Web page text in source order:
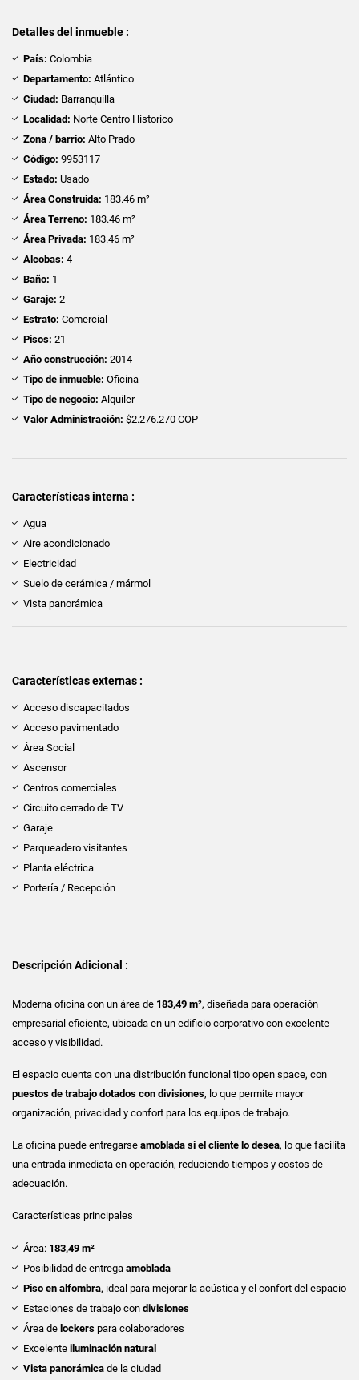
Detalles del inmueble :
País: Colombia
Departamento: Atlántico
Ciudad: Barranquilla
Localidad: Norte Centro Historico
Zona / barrio: Alto Prado
Código: 9953117
Estado: Usado
Área Construida: 183.46 m²
Área Terreno: 183.46 m²
Área Privada: 183.46 m²
Alcobas: 4
Baño: 1
Garaje: 2
Estrato: Comercial
Pisos: 21
Año construcción: 2014
Tipo de inmueble: Oficina
Tipo de negocio: Alquiler
Valor Administración: $2.276.270 COP
Características interna :
Agua
Aire acondicionado
Electricidad
Suelo de cerámica / mármol
Vista panorámica
Características externas :
Acceso discapacitados
Acceso pavimentado
Área Social
Ascensor
Centros comerciales
Circuito cerrado de TV
Garaje
Parqueadero visitantes
Planta eléctrica
Portería / Recepción
Descripción Adicional :
Moderna oficina con un área de 183,49 m², diseñada para operación
empresarial eficiente, ubicada en un edificio corporativo con excelente
acceso y visibilidad.
El espacio cuenta con una distribución funcional tipo open space, con
puestos de trabajo dotados con divisiones, lo que permite mayor
organización, privacidad y confort para los equipos de trabajo.
La oficina puede entregarse amoblada si el cliente lo desea, lo que facilita
una entrada inmediata en operación, reduciendo tiempos y costos de
adecuación.
Características principales
Área: 183,49 m²
Posibilidad de entrega amoblada
Piso en alfombra, ideal para mejorar la acústica y el confort del espacio
Estaciones de trabajo con divisiones
Área de lockers para colaboradores
Excelente iluminación natural
Vista panorámica de la ciudad